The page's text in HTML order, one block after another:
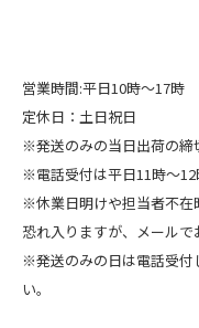
営業時間:平日10時～17時
定休日：土日祝日
※発送のみの当日出荷の締
※電話受付は平日11時～
※休業日明けや担当者不在
恐れ入りますが、メールで
※発送のみの日は電話受付
い。